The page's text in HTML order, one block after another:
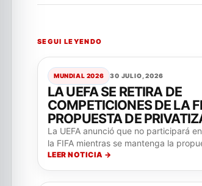
SEGUI LEYENDO
MUNDIAL 2026 30 JULIO, 2026
LA UEFA SE RETIRA DE
COMPETICIONES DE LA
PROPUESTA DE
La UEFA anunció que no participará
la FIFA mientras se mantenga la
LEER NOTICIA →